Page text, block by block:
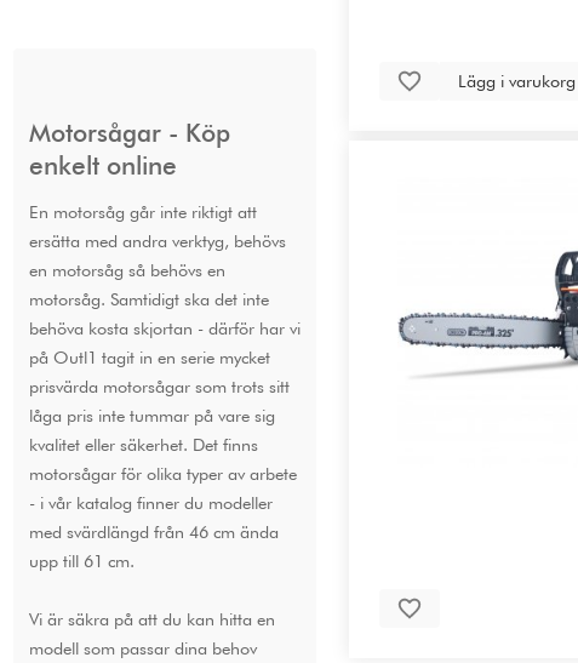
Motorsågar - Köp
enkelt online
En motorsåg går inte riktigt att
ersätta med andra verktyg, behövs
en motorsåg så behövs en
motorsåg. Samtidigt ska det inte
behöva kosta skjortan - därför har vi
på Outl1 tagit in en serie mycket
prisvärda motorsågar som trots sitt
låga pris inte tummar på vare sig
kvalitet eller säkerhet. Det finns
motorsågar för olika typer av arbete
- i vår katalog finner du modeller
med svärdlängd från 46 cm ända
upp till 61 cm.
Vi är säkra på att du kan hitta en
modell som passar dina behov
Lägg i varukorg